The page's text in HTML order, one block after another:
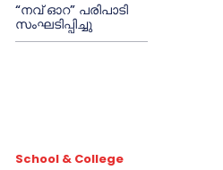
“നവ് ഓറ” പരിപാടി
സംഘടിപ്പിച്ചു
School & College